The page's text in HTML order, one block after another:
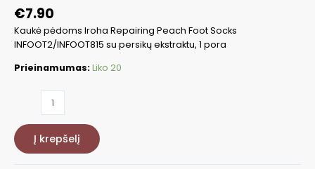
€7.90
Kaukė pėdoms Iroha Repairing Peach Foot Socks
INFOOT2/INFOOT815 su persikų ekstraktu, 1 pora
Prieinamumas:Liko 20
Kaukė
pėdoms
Iroha
Į krepšelį